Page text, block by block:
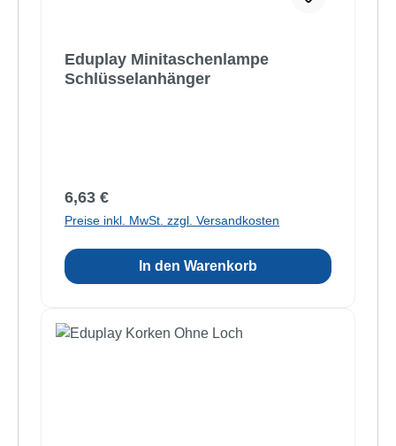
Eduplay Minitaschenlampe
Schlüsselanhänger
Regulärer Preis:
6,63 €
Preise inkl. MwSt. zzgl. Versandkosten
In den Warenkorb